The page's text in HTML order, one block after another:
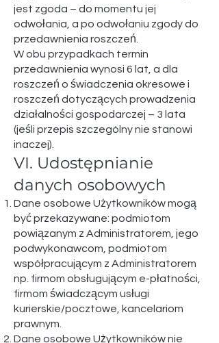
jest zgoda – do momentu jej
odwołania, a po odwołaniu zgody do
przedawnienia roszczeń.
W obu przypadkach termin
przedawnienia wynosi 6 lat, a dla
roszczeń o świadczenia okresowe i
roszczeń dotyczących prowadzenia
działalności gospodarczej – 3 lata
(jeśli przepis szczególny nie stanowi
inaczej).
VI. Udostępnianie
danych osobowych
Dane osobowe Użytkowników mogą
być przekazywane: podmiotom
powiązanym z Administratorem, jego
podwykonawcom, podmiotom
współpracującym z Administratorem
np. firmom obsługującym e-płatności,
firmom świadczącym usługi
kurierskie/pocztowe, kancelariom
prawnym.
Dane osobowe Użytkowników nie